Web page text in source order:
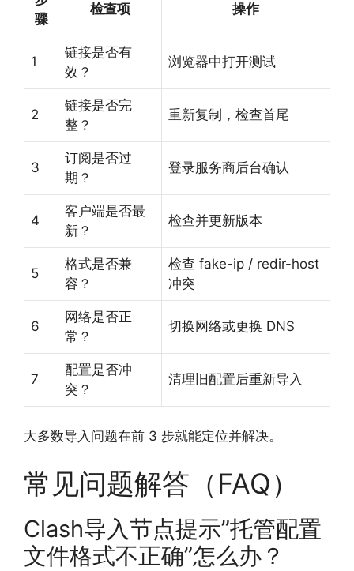
骤
检查项 操作
1
链接是否有
效？
浏览器中打开测试
2
链接是否完
整？
重新复制，检查首尾
3
订阅是否过
期？
登录服务商后台确认
4
客户端是否最
新？
检查并更新版本
5
格式是否兼
容？
检查 fake-ip / redir-host
冲突
6
网络是否正
常？
切换网络或更换 DNS
7
配置是否冲
突？
清理旧配置后重新导入
大多数导入问题在前 3 步就能定位并解决。
常见问题解答（FAQ）
Clash导入节点提示”托管配置
文件格式不正确”怎么办？